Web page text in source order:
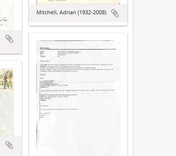
Mitchell, Adrian (1932-2008)